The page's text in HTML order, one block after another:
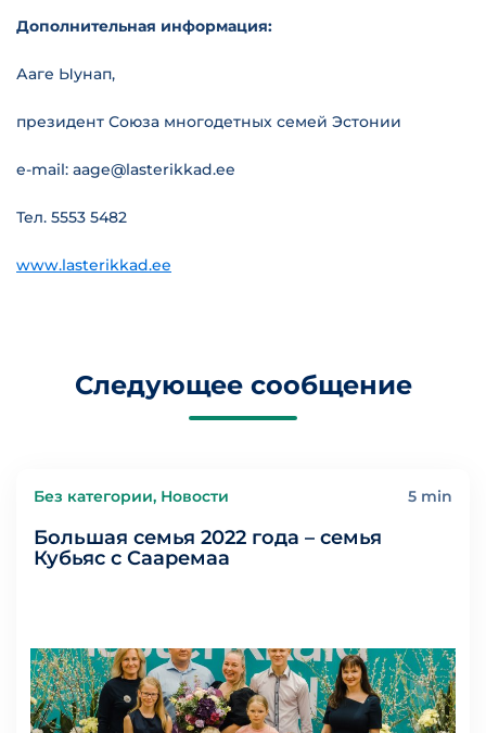
Дополнительная информация:
Ааге Ыунап,
президент Союза многодетных семей Эстонии
e-mail: aage@lasterikkad.ee
Тел. 5553 5482
www.lasterikkad.ee
Следующее сообщение
Без категории, Новости 5 min
Большая семья 2022 года – семья
Кубьяс с Сааремаа